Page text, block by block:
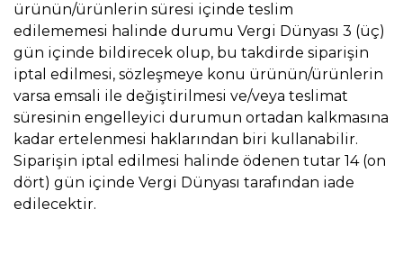
ürünün/ürünlerin süresi içinde teslim
edilememesi halinde durumu Vergi Dünyası 3 (üç)
gün içinde bildirecek olup, bu takdirde siparişin
iptal edilmesi, sözleşmeye konu ürünün/ürünlerin
varsa emsali ile değiştirilmesi ve/veya teslimat
süresinin engelleyici durumun ortadan kalkmasına
kadar ertelenmesi haklarından biri kullanabilir.
Siparişin iptal edilmesi halinde ödenen tutar 14 (on
dört) gün içinde Vergi Dünyası tarafından iade
edilecektir.